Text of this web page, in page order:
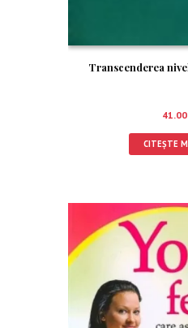
Transcenderea
41.00
CITEȘTE